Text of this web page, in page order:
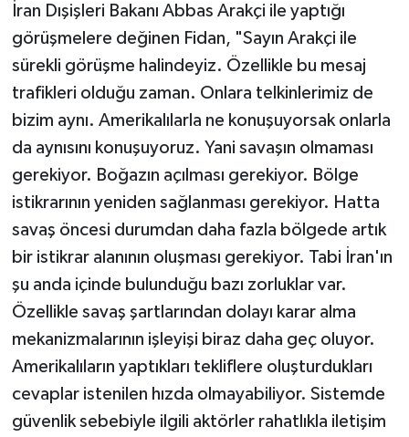
İran Dışişleri Bakanı Abbas Arakçi ile yaptığı
görüşmelere değinen Fidan, "Sayın Arakçi ile
sürekli görüşme halindeyiz. Özellikle bu mesaj
trafikleri olduğu zaman. Onlara telkinlerimiz de
bizim aynı. Amerikalılarla ne konuşuyorsak onlarla
da aynısını konuşuyoruz. Yani savaşın olmaması
gerekiyor. Boğazın açılması gerekiyor. Bölge
istikrarının yeniden sağlanması gerekiyor. Hatta
savaş öncesi durumdan daha fazla bölgede artık
bir istikrar alanının oluşması gerekiyor. Tabi İran'ın
şu anda içinde bulunduğu bazı zorluklar var.
Özellikle savaş şartlarından dolayı karar alma
mekanizmalarının işleyişi biraz daha geç oluyor.
Amerikalıların yaptıkları tekliflere oluşturdukları
cevaplar istenilen hızda olmayabiliyor. Sistemde
güvenlik sebebiyle ilgili aktörler rahatlıkla iletişim